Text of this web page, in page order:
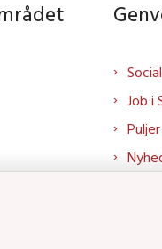
Job i